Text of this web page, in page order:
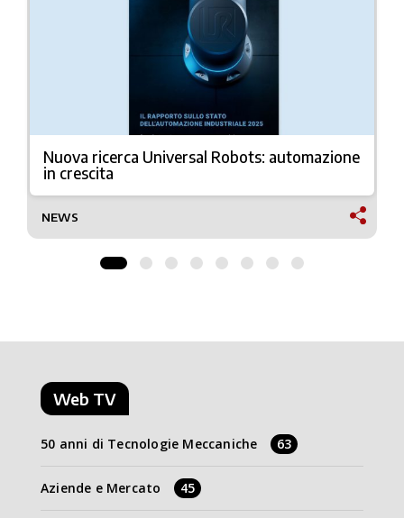
Nuova ricerca Universal Robots: automazione
in crescita
NEWS
Web TV
50 anni di Tecnologie Meccaniche 63
Aziende e Mercato 45